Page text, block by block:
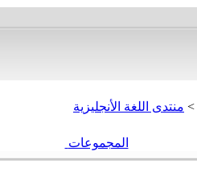
> منتدى اللغة الأنجليزية
المجموعات